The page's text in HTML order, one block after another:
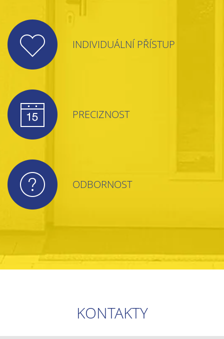
INDIVIDUÁLNÍ PŘÍSTUP
PRECIZNOST
ODBORNOST
KONTAKTY